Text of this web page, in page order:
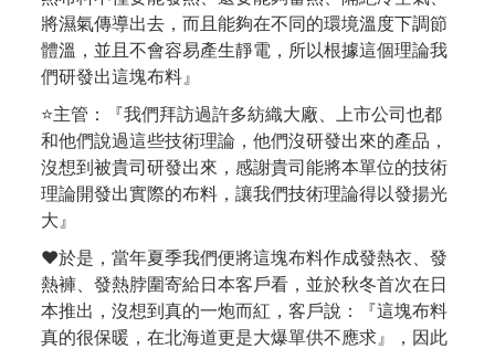
將濕氣傳導出去，而且能夠在不同的環境溫度下調節
體溫，並且不會容易產生靜電，所以根據這個理論我
們研發出這塊布料』
⭐主管：『我們拜訪過許多紡織大廠、上市公司也都
和他們說過這些技術理論，他們沒研發出來的產品，
沒想到被貴司研發出來，感謝貴司能將本單位的技術
理論開發出實際的布料，讓我們技術理論得以發揚光
大』
❤️於是，當年夏季我們便將這塊布料作成發熱衣、發
熱褲、發熱脖圍寄給日本客戶看，並於秋冬首次在日
本推出，沒想到真的一炮而紅，客戶說：『這塊布料
真的很保暖，在北海道更是大爆單供不應求』，因此